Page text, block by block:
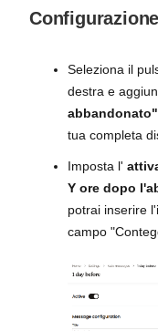
Seleziona il
destra e
abbandonato"
tua completa
Imposta l'
Y ore dopo
potrai inserire
campo